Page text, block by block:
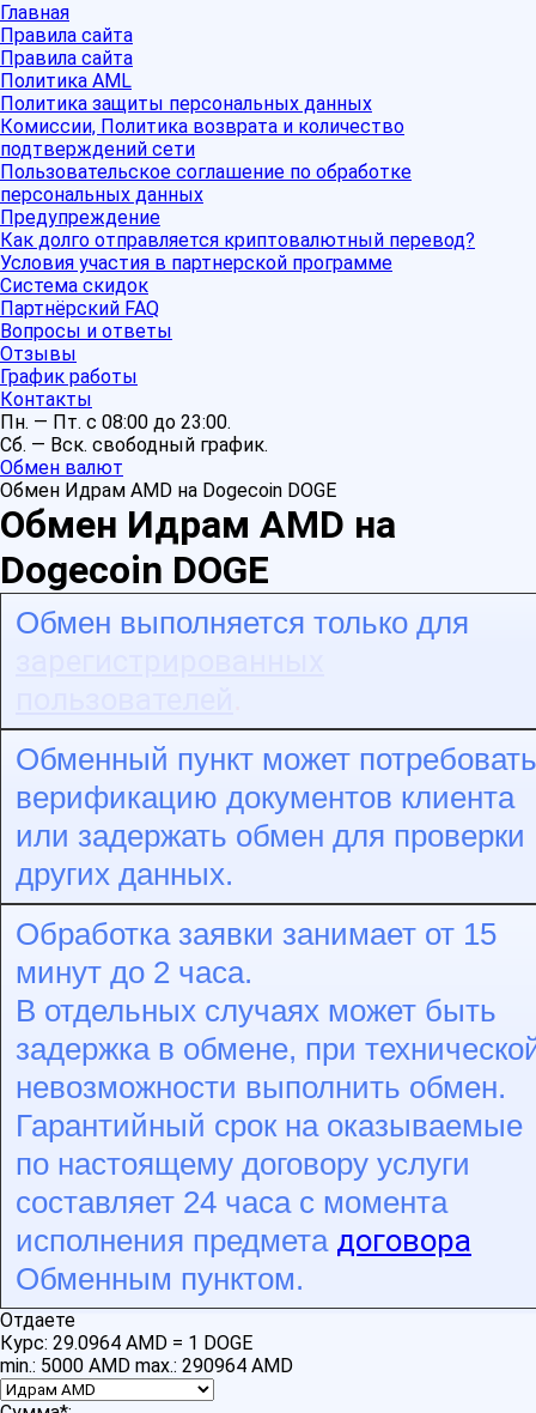
Главная
Правила сайта
Правила сайта
Политика AML
Политика защиты персональных данных
Комиссии, Политика возврата и количество
подтверждений сети
Пользовательское соглашение по обработке
персональных данных
Предупреждение
Как долго отправляется криптовалютный перевод?
Условия участия в партнерской программе
Система скидок
Партнёрский FAQ
Вопросы и ответы
Отзывы
График работы
Контакты
Пн. — Пт. с 08:00 до 23:00.
Сб. — Вск. свободный график.
Обмен валют
Обмен Идрам AMD на Dogecoin DOGE
Обмен Идрам AMD на
Dogecoin DOGE
Обмен выполняется только для
Обменный пункт может потребовать
верификацию документов клиента
или задержать обмен для проверки
других данных.
Обработка заявки занимает от 15
минут до 2 часа.
В отдельных случаях может быть
задержка в обмене, при
невозможности выполнить обмен.
Гарантийный срок на оказываемые
по настоящему договору услуги
составляет 24 часа с момента
исполнения предмета договора
Обменным пунктом.
Отдаете
Курс: 29.0964 AMD = 1 DOGE
min.: 5000 AMD max.: 290964 AMD